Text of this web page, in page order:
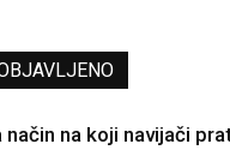
način na koji navijači